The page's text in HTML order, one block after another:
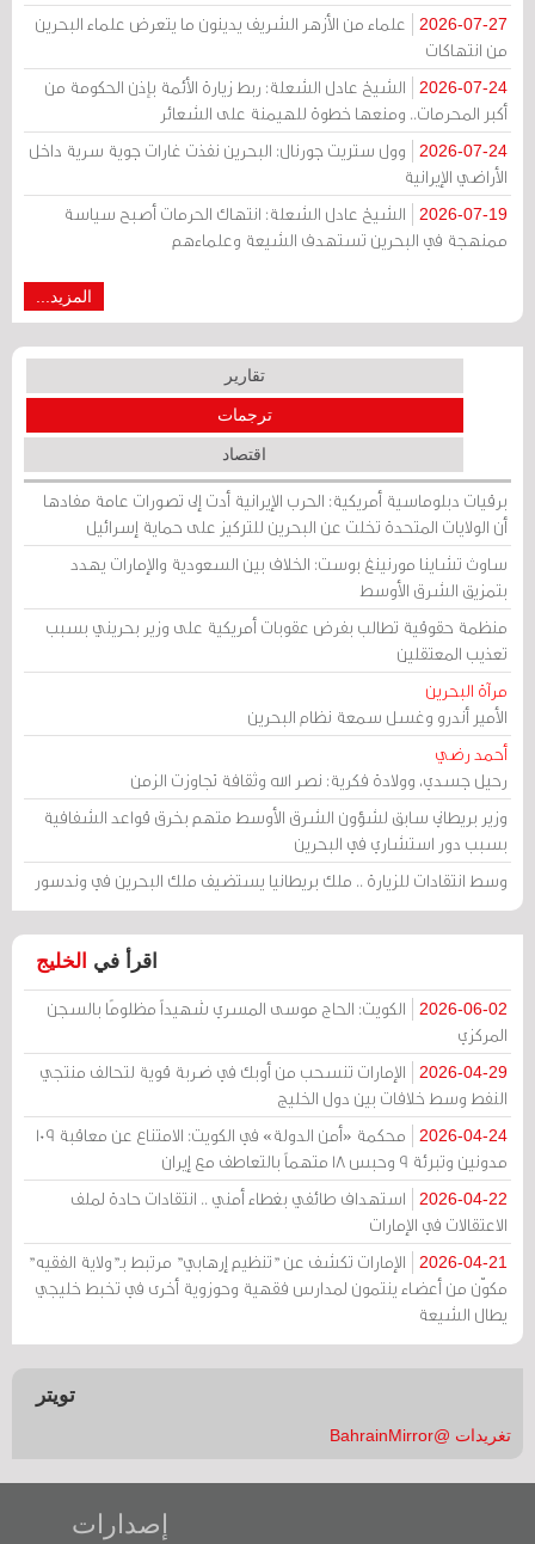
2026-07-27
علماء من الأزهر الشريف يدينون ما يتعرض علماء البحرين
من انتهاكات
2026-07-24
الشيخ عادل الشعلة: ربط زيارة الأئمة بإذن الحكومة من
أكبر المحرمات.. ومنعها خطوة للهيمنة على الشعائر
2026-07-24
وول ستريت جورنال: البحرين نفذت غارات جوية سرية داخل
الأراضي الإيرانية
2026-07-19
الشيخ عادل الشعلة: انتهاك الحرمات أصبح سياسة
ممنهجة في البحرين تستهدف الشيعة وعلماءهم
المزيد...
تقارير
ترجمات
اقتصاد
برقيات دبلوماسية أمريكية: الحرب الإيرانية أدت إلى تصورات عامة مفادها
أن الولايات المتحدة تخلت عن البحرين للتركيز على حماية إسرائيل
ساوث تشاينا مورنينغ بوست: الخلاف بين السعودية والإمارات يهدد
بتمزيق الشرق الأوسط
منظمة حقوقية تطالب بفرض عقوبات أمريكية على وزير بحريني بسبب
تعذيب المعتقلين
مرآة البحرين
الأمير أندرو وغسل سمعة نظام البحرين
أحمد رضي
رحيل جسدي، وولادة فكرية: نصر الله وثقافة تجاوزت الزمن
وزير بريطاني سابق لشؤون الشرق الأوسط متهم بخرق قواعد الشفافية
بسبب دور استشاري في البحرين
وسط انتقادات للزيارة .. ملك بريطانيا يستضيف ملك البحرين في وندسور
اقرأ في الخليج
2026-06-02
الكويت: الحاج موسى المسري شهيداً مظلومًا بالسجن
المركزي
2026-04-29
الإمارات تنسحب من أوبك في ضربة قوية لتحالف منتجي
النفط وسط خلافات بين دول الخليج
2026-04-24
محكمة «أمن الدولة» في الكويت: الامتناع عن معاقبة 109
مدونين وتبرئة 9 وحبس 18 متهماً بالتعاطف مع إيران
2026-04-22
استهداف طائفي بغطاء أمني .. انتقادات حادة لملف
الاعتقالات في الإمارات
2026-04-21
الإمارات تكشف عن "تنظيم إرهابي" مرتبط بـ"ولاية الفقيه"
مكوّن من أعضاء ينتمون لمدارس فقهية وحوزوية أخرى في تخبط خليجي
يطال الشيعة
تويتر
تغريدات @BahrainMirror
إصدارات